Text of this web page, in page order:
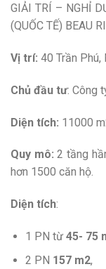
GIẢI TRÍ – NGHỈ
(QUỐC TẾ) BEAU
Vị trí: 40 Trần Phú,
Chủ đầu tư: Công
Diện tích: 11000
Quy mô: 2 tầng
hơn 1500 căn hộ.
Diện tích:
1 PN từ 45- 75
2 PN 157 m2,